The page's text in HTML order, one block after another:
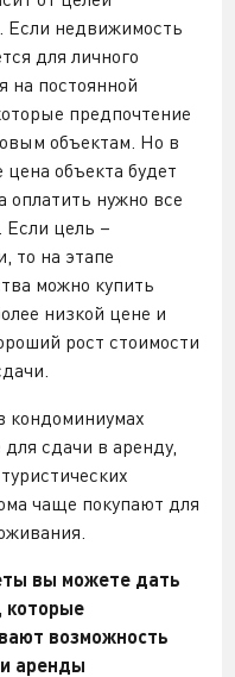
Если недвижимость
для личного
на постоянной
предпочтение
объектам. Но в
цена объекта будет
оплатить нужно все
Если цель –
то на этапе
можно купить
низкой цене и
рост стоимости
кондоминиумах
для сдачи в аренду,
чаще покупают для
вы можете дать
которые
возможность
аренды